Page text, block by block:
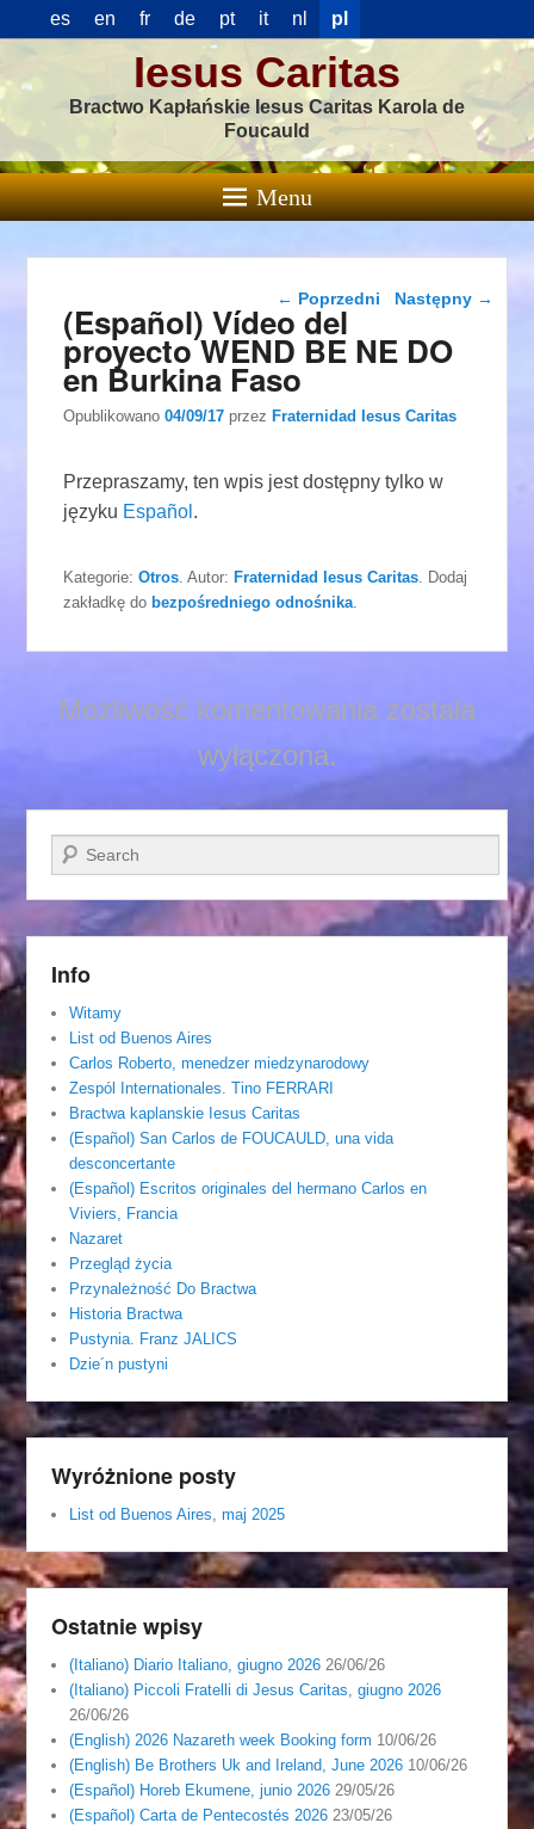
es en fr de pt it nl pl
Iesus Caritas
Bractwo Kapłańskie Iesus Caritas Karola de
Foucauld
Menu
Nawigacja wpisu
← Poprzedni Następny →
(Español) Vídeo del
proyecto WEND BE NE DO
en Burkina Faso
Opublikowano04/09/17 przezFraternidad Iesus Caritas
Przepraszamy, ten wpis jest dostępny tylko w
języku Español .
Kategorie:Otros . Autor:Fraternidad Iesus Caritas . Dodaj
zakładkę do bezpośredniego odnośnika
Możliwość komentowania została
wyłączona.
Szukaj
Info
Witamy
List od Buenos Aires
Carlos Roberto, menedzer miedzynarodowy
Zespól Internationales. Tino FERRARI
Bractwa kaplanskie Iesus Caritas
(Español) San Carlos de FOUCAULD, una vida
desconcertante
(Español) Escritos originales del hermano Carlos en
Viviers, Francia
Nazaret
Przegląd życia
Przynależność Do Bractwa
Historia Bractwa
Pustynia. Franz JALICS
Dzie´n pustyni
Wyróżnione posty
List od Buenos Aires, maj 2025
Ostatnie wpisy
(Italiano) Diario Italiano, giugno 2026 26/06/26
(Italiano) Piccoli Fratelli di Jesus Caritas, giugno 2026
26/06/26
(English) 2026 Nazareth week Booking form 10/06/26
(English) Be Brothers Uk and Ireland, June 2026 10/06/26
(Español) Horeb Ekumene, junio 2026 29/05/26
(Español) Carta de Pentecostés 2026 23/05/26